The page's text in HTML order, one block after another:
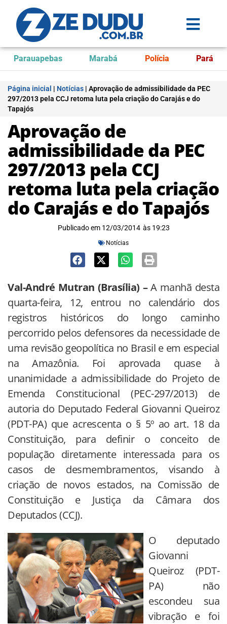
Parauapebas Marabá Polícia Pará
Página inicial | Notícias | Aprovação de admissibilidade da PEC
297/2013 pela CCJ retoma luta pela criação do Carajás e do
Tapajós
Aprovação de
admissibilidade da PEC
297/2013 pela CCJ
retoma luta pela criação
do Carajás e do Tapajós
Publicado em 12/03/2014 às 19:23
Notícias
Val-André Mutran (Brasília) –A manhã desta
quarta-feira, 12, entrou no calendário dos
registros históricos do longo caminho
percorrido pelos defensores da necessidade de
uma revisão geopolítica no Brasil e em especial
na Amazônia. Foi aprovada quase à
unanimidade a admissibilidade do Projeto de
Emenda Constitucional (PEC-297/2013) de
autoria do Deputado Federal Giovanni Queiroz
(PDT-PA) que acrescenta o § 5º ao art. 18 da
Constituição, para definir o conceito de
população diretamente interessada para os
casos de desmembramentos, visando à
criação de novos estados, na Comissão de
Constituição e Justiça da Câmara dos
Deputados (CCJ).
O deputado
Giovanni
Queiroz (PDT-
PA) não
escondeu sua
vibração e foi